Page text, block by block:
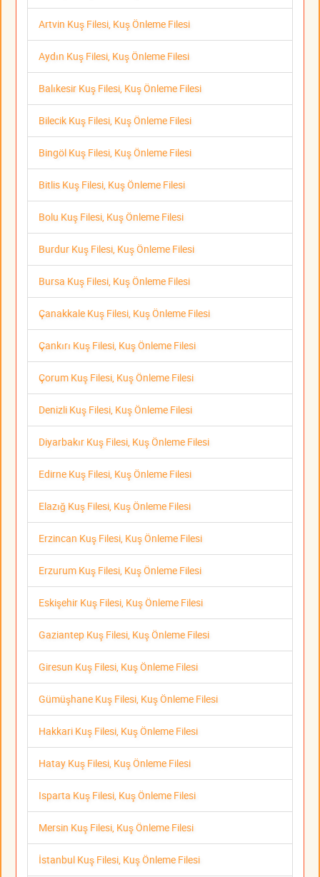
Artvin Kuş Filesi, Kuş Önleme Filesi
Aydın Kuş Filesi, Kuş Önleme Filesi
Balıkesir Kuş Filesi, Kuş Önleme Filesi
Bilecik Kuş Filesi, Kuş Önleme Filesi
Bingöl Kuş Filesi, Kuş Önleme Filesi
Bitlis Kuş Filesi, Kuş Önleme Filesi
Bolu Kuş Filesi, Kuş Önleme Filesi
Burdur Kuş Filesi, Kuş Önleme Filesi
Bursa Kuş Filesi, Kuş Önleme Filesi
Çanakkale Kuş Filesi, Kuş Önleme Filesi
Çankırı Kuş Filesi, Kuş Önleme Filesi
Çorum Kuş Filesi, Kuş Önleme Filesi
Denizli Kuş Filesi, Kuş Önleme Filesi
Diyarbakır Kuş Filesi, Kuş Önleme Filesi
Edirne Kuş Filesi, Kuş Önleme Filesi
Elazığ Kuş Filesi, Kuş Önleme Filesi
Erzincan Kuş Filesi, Kuş Önleme Filesi
Erzurum Kuş Filesi, Kuş Önleme Filesi
Eskişehir Kuş Filesi, Kuş Önleme Filesi
Gaziantep Kuş Filesi, Kuş Önleme Filesi
Giresun Kuş Filesi, Kuş Önleme Filesi
Gümüşhane Kuş Filesi, Kuş Önleme Filesi
Hakkari Kuş Filesi, Kuş Önleme Filesi
Hatay Kuş Filesi, Kuş Önleme Filesi
Isparta Kuş Filesi, Kuş Önleme Filesi
Mersin Kuş Filesi, Kuş Önleme Filesi
İstanbul Kuş Filesi, Kuş Önleme Filesi